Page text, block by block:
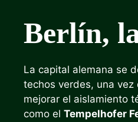
Berlín,
La capital alemana se
techos verdes, una
mejorar el aislamiento
como el Tempelhofer